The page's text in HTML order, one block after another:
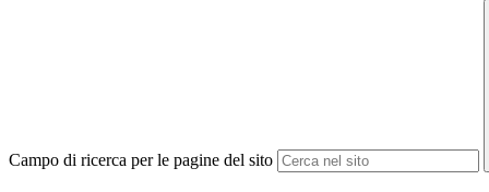
Campo di ricerca per le pagine del sito